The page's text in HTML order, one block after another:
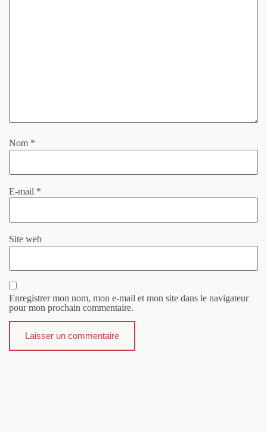
Nom *
E-mail *
Site web
Enregistrer mon nom, mon e-mail et mon site dans le navigateur
pour mon prochain commentaire.